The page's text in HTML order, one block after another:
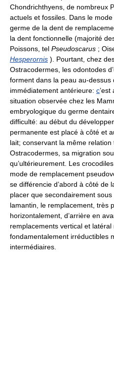
Chondrichthyens, de nombreux
actuels et fossiles. Dans le mode
germe de la dent de
la dent fonctionnelle (majorité
Poissons, tel Pseudoscarus ;
Hesperornis ). Pourtant, chez
Ostracodermes, les odontodes
forment dans la peau au-
immédiatement antérieure: c’est
situation observée chez les
embryologique du germe
difficulté: au début du
permanente est placé à côté et
lait; conservant la même
Ostracodermes, sa migration
qu’ultérieurement. Les
mode de remplacement
se différencie d’abord à côté de
placer que secondairement sous
lamantin, le remplacement, très
horizontalement, d’arrière en
remplacements vertical et
fondamentalement irréductibles
intermédiaires.